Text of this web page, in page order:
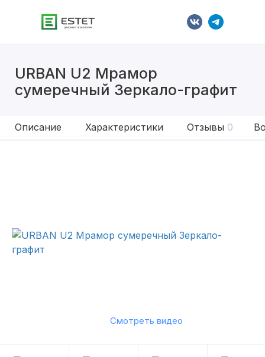
URBAN U2 Мрамор
сумеречный Зеркало-графит
Описание Характеристики Отзывы 0
Смотреть видео